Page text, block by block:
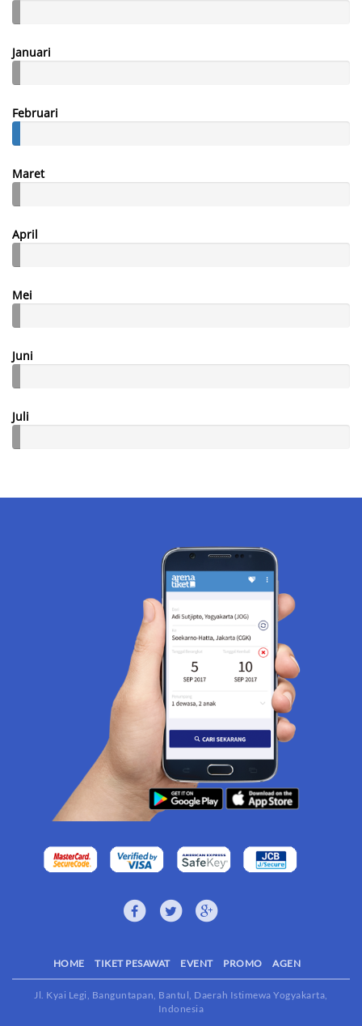
Januari
Februari
Maret
April
Mei
Juni
Juli
HOME TIKET PESAWAT EVENT PROMO AGEN
Jl. Kyai Legi, Banguntapan, Bantul, Daerah Istimewa Yogyakarta,
Indonesia